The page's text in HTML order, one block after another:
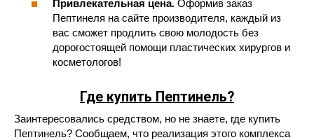
Привлекательная цена. Оформив заказ
Пептинеля на сайте производителя, каждый из
вас сможет продлить свою молодость без
дорогостоящей помощи пластических хирургов и
косметологов!
Где купить Пептинель?
Заинтересовались средством, но не знаете, где купить
Пептинель? Сообщаем, что реализация этого комплекса